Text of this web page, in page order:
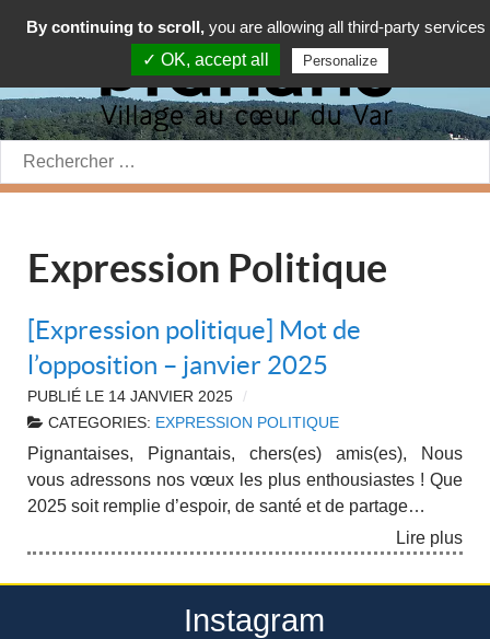
Rechercher:
Expression Politique
[Expression politique] Mot de
l’opposition – janvier 2025
PUBLIÉ LE 14 JANVIER 2025
CATEGORIES: EXPRESSION POLITIQUE
Pignantaises, Pignantais, chers(es) amis(es), Nous
vous adressons nos vœux les plus enthousiastes ! Que
2025 soit remplie d’espoir, de santé et de partage…
Lire plus
Instagram
By continuing to scroll, you are allowing all third-party services
✓ OK, accept all
Personalize